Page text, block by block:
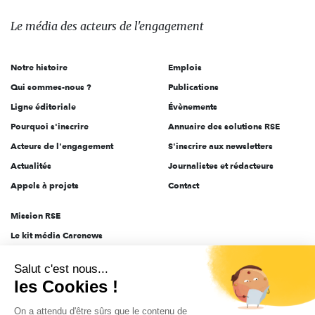
des
l'engagement
Le média des acteurs de l'engagement
Notre histoire
Qui sommes-nous ?
Ligne éditoriale
Pourquoi s'inscrire
Acteurs de l'engagement
Actualités
Appels à projets
Emplois
Publications
Évènements
Annuaire des solutions RSE
S'inscrire aux newsletters
Journalistes et rédacteurs
Contact
Mission RSE
Le kit média Carenews
AEF info
Novethic
Salut c'est nous...
les Cookies !
On a attendu d'être sûrs que le contenu de